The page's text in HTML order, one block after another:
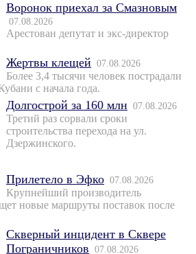
Воронок приехал за Смазновым
07.08.2026
Арестован депутат и экс-директор
Жертвы клещей 07.08.2026
Более 3,4 тысячи человек пострадали
с начала года.
Долгострой за 160 млн 07.08.2026
Третий раз сорвали сроки
строительства перехода на ул.
Дзержинского.
Прилетело в Эфко 07.08.2026
Крупнейший производитель
новые маршруты поставок после
Скверный инцидент в Сквере
Пограничников 07.08.2026